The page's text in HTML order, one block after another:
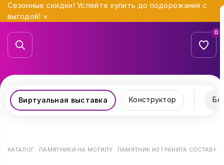
Сезонные скидки! Успейте купить до подорожания с
выгодой! ×
0
Виртуальная выставка Конструктор
КАТАЛОГ ПАМЯТНИКИ НА МОГИЛУ ПАМЯТНИК ИЗ ГРАНИТА